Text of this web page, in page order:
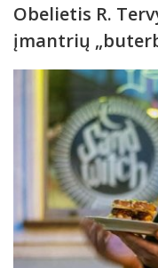
Obelietis R.
įmantrių